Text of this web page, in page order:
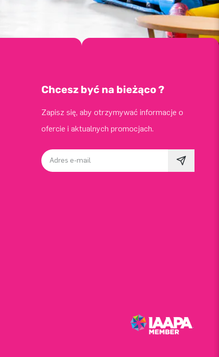
Chcesz być na bieżąco ?
Zapisz się, aby otrzymywać informacje o
ofercie i aktualnych promocjach.
Adres e-mail